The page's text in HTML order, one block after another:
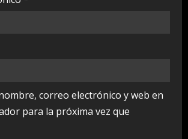
correo electrónico y web en
para la próxima vez que